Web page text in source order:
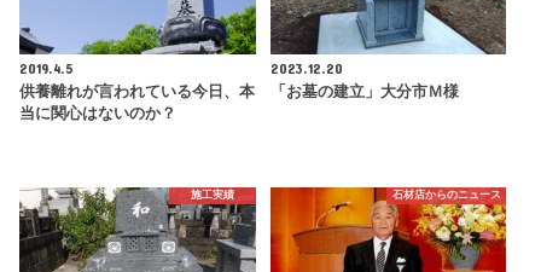
2019.4.5
供養離れが言われている今日、本
当に関心はないのか？
2023.12.20
「お墓の建立」大分市Ｍ様
施工実績 石材店からのニュース